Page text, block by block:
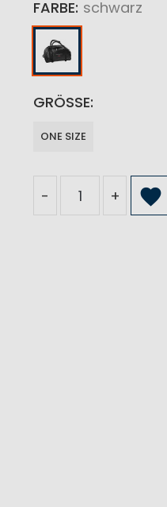
FARBE schwarz
GRÖSSE
ONE SIZE
- +